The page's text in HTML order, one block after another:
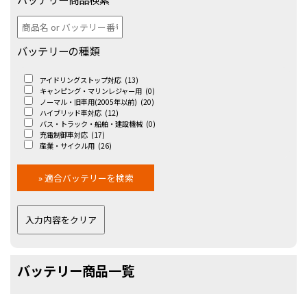
バッテリーの種類
アイドリングストップ対応 (13)
キャンピング・マリンレジャー用 (0)
ノーマル・旧車用(2005年以前) (20)
ハイブリッド車対応 (12)
バス・トラック・船舶・建設機械 (0)
充電制御車対応 (17)
産業・サイクル用 (26)
バッテリー商品一覧